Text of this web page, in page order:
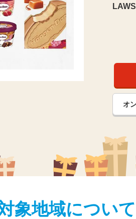
オ
象地域について